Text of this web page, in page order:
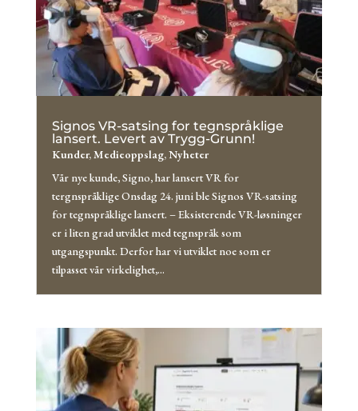
Signos VR-satsing for tegnspråklige
lansert. Levert av Trygg-Grunn!
Kunder,Medieoppslag,Nyheter
Vår nye kunde, Signo, har lansert VR for
tergnspråklige Onsdag 24. juni ble Signos VR-satsing
for tegnspråklige lansert. – Eksisterende VR-løsninger
er i liten grad utviklet med tegnspråk som
utgangspunkt. Derfor har vi utviklet noe som er
tilpasset vår virkelighet,...